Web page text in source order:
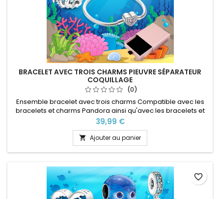
BRACELET AVEC TROIS CHARMS PIEUVRE SÉPARATEUR
COQUILLAGE
(0)
Ensemble bracelet avec trois charms Compatible avec les
bracelets et charms Pandora ainsi qu'avec les bracelets et
charms de notre site idéal pour : Noël, Saint Valentin,
anniversaire, anniversaire de mariage Plusieurs tailles
disponible Pour la dimensions nous conseillons 2cm en plus
par rapport à la circonférence de votre poignet
Prix
39,99 €
 Ajouter au panier
favorite_border